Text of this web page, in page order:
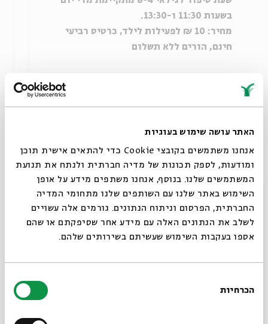
האתר עושה שימוש בעוגיות
אנחנו משתמשים בקובצי Cookie כדי להתאים אישית תוכן
ומודעות, לספק תכונות של מדיה חברתית ולנתח את תנועת
המשתמשים שלנו. בנוסף, אנחנו משתפים מידע על אופן
השימוש באתר שלנו עם השותפים שלנו מתחומי המדיה
החברתית, הפרסום וניתוח הנתונים. גורמים אלה עשויים
לשלב את הנתונים האלה עם מידע אחר שסיפקתם או שהם
אספו בעקבות השימוש שעשיתם בשירותים שלהם.
הסכמה
הכרחיות
בשעות 11:30 ו-13:30.
מחיר: 10 ₪ לפעילות לילד, כרטיס רביעי
חינם, הורים ללא תשלום
– תערוכה חגיגית
בחצר בית אבי חי, של הדגמים הזוכים והדגמים
לפי כתב חידה
ספר לי סיפור -
שעות הפתיחה של התערוכה בחול המועד:
ראשון עד חמישי – 10:00 – 19:00
והקפיטריה תיפתח לשירותכם עם תפריט מיוחד
סגור